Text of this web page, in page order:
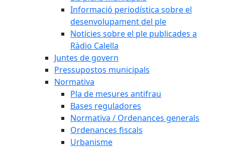
Informació periodística sobre el
desenvolupament del ple
Notícies sobre el ple publicades a
Ràdio Calella
Juntes de govern
Pressupostos municipals
Normativa
Pla de mesures antifrau
Bases reguladores
Normativa / Ordenances generals
Ordenances fiscals
Urbanisme